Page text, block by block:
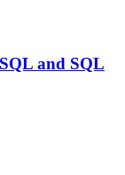
and SQL